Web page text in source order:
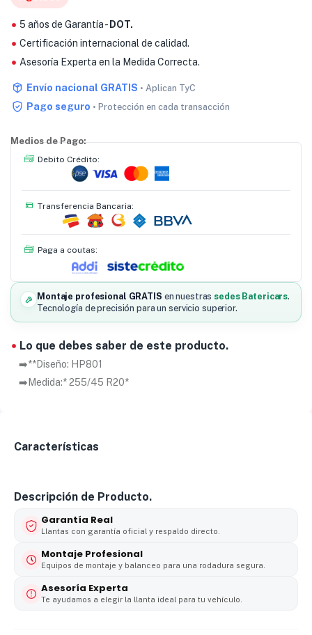
5 años de Garantía - DOT.
Certificación internacional de calidad.
Asesoría Experta en la Medida Correcta.
Envío nacional GRATIS • Aplican TyC
Pago seguro • Protección en cada transacción
Medios de Pago:
Debito Crédito:
Transferencia Bancaria:
Paga a coutas:
Montaje profesional GRATIS en nuestras sedes Batericars.
Tecnología de precisión para un servicio superior.
Lo que debes saber de este producto.
➡️**Diseño: HP801
➡️Medida:* 255/45 R20*
Características
Descripción de Producto.
Garantía Real
Llantas con garantía oficial y respaldo directo.
Montaje Profesional
Equipos de montaje y balanceo para una rodadura segura.
Asesoría Experta
Te ayudamos a elegir la llanta ideal para tu vehículo.